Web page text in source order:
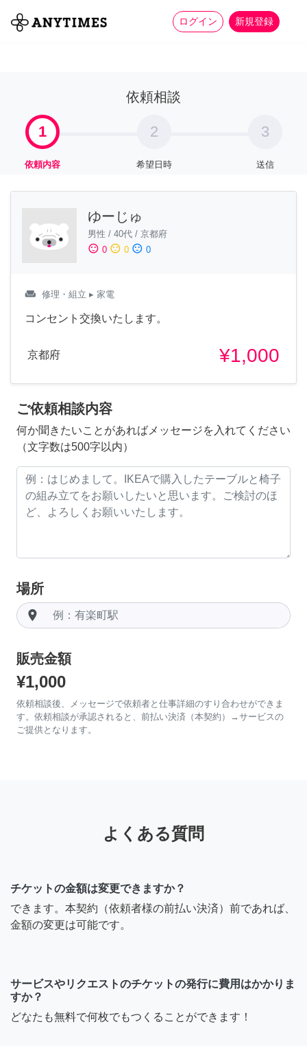
ログイン 新規登録
全て 家事 more_horiz
依頼相談
1
依頼内容
2
希望日時
3
送信
ゆーじゅ
男性 / 40代 / 京都府
sentiment_satisfied 0 sentiment_neutral 0 sentiment_dissatisfied 0
weekend 修理・組立 ▸ 家電
コンセント交換いたします。
京都府 ¥1,000
ご依頼相談内容
何か聞きたいことがあればメッセージを入れてください
（文字数は500字以内）
場所
room
販売金額
¥1,000
依頼相談後、メッセージで依頼者と仕事詳細のすり合わせができま
す。依頼相談が承認されると、前払い決済（本契約）→サービスの
ご提供となります。
よくある質問
チケットの金額は変更できますか？
できます。本契約（依頼者様の前払い決済）前であれば、
金額の変更は可能です。
サービスやリクエストのチケットの発行に費用はかかりま
すか？
どなたも無料で何枚でもつくることができます！